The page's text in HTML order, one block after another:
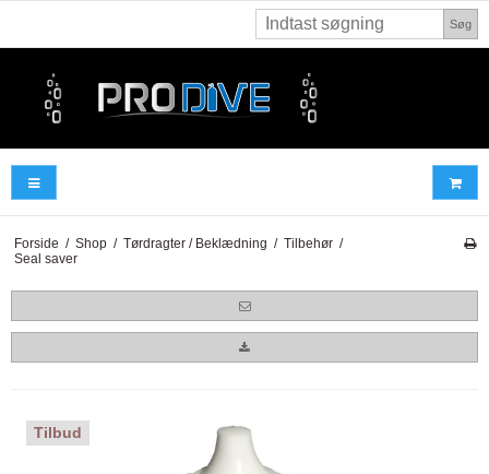
Søg
Forside / Shop / Tørdragter / Beklædning / Tilbehør /
Seal saver
Tilbud